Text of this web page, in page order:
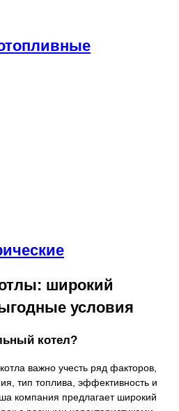
широкий
условия
котел?
важно учесть ряд факторов,
тип топлива, эффективность и
компания предлагает широкий